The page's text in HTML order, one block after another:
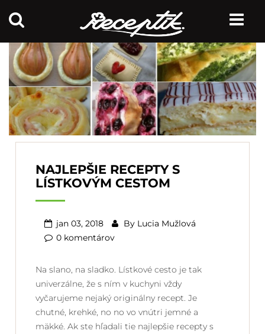
NAJLEPŠIE RECEPTY S
LÍSTKOVÝM CESTOM
jan 03, 2018 By Lucia Mužlová
0 komentárov
Na slano, na sladko. Lístkové cesto je tak
univerzálne, že s ním v kuchyni vždy
vyčarujeme nejaký originálny recept. Je
chutné, krehké, no no vo vnútri jemné a
mäkké. Ak ste hľadali tie najlepšie recepty s